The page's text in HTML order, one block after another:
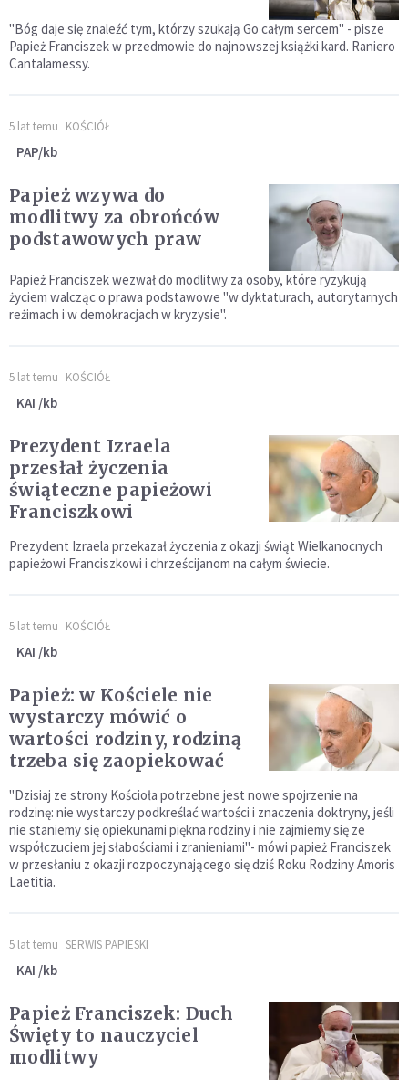
"Bóg daje się znaleźć tym, którzy szukają Go całym sercem" - pisze
Papież Franciszek w przedmowie do najnowszej książki kard. Raniero
Cantalamessy.
5 lat temu KOŚCIÓŁ
PAP/kb
Papież wzywa do
modlitwy za obrońców
podstawowych praw
Papież Franciszek wezwał do modlitwy za osoby, które ryzykują
życiem walcząc o prawa podstawowe "w dyktaturach, autorytarnych
reżimach i w demokracjach w kryzysie".
5 lat temu KOŚCIÓŁ
KAI /kb
Prezydent Izraela
przesłał życzenia
świąteczne papieżowi
Franciszkowi
Prezydent Izraela przekazał życzenia z okazji świąt Wielkanocnych
papieżowi Franciszkowi i chrześcijanom na całym świecie.
5 lat temu KOŚCIÓŁ
KAI /kb
Papież: w Kościele nie
wystarczy mówić o
wartości rodziny, rodziną
trzeba się zaopiekować
"Dzisiaj ze strony Kościoła potrzebne jest nowe spojrzenie na
rodzinę: nie wystarczy podkreślać wartości i znaczenia doktryny, jeśli
nie staniemy się opiekunami piękna rodziny i nie zajmiemy się ze
współczuciem jej słabościami i zranieniami"- mówi papież Franciszek
w przesłaniu z okazji rozpoczynającego się dziś Roku Rodziny Amoris
Laetitia.
5 lat temu SERWIS PAPIESKI
KAI /kb
Papież Franciszek: Duch
Święty to nauczyciel
modlitwy